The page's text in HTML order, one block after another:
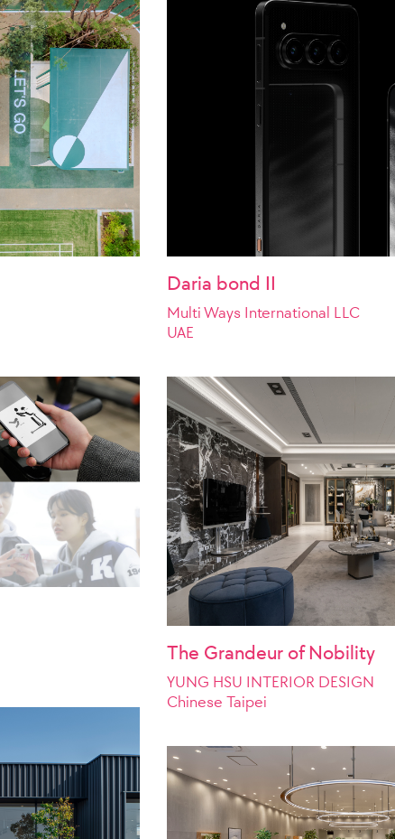
Daria bond II
Multi Ways International LLC
UAE
The Grandeur of Nobility
YUNG HSU INTERIOR DESIGN
Chinese Taipei